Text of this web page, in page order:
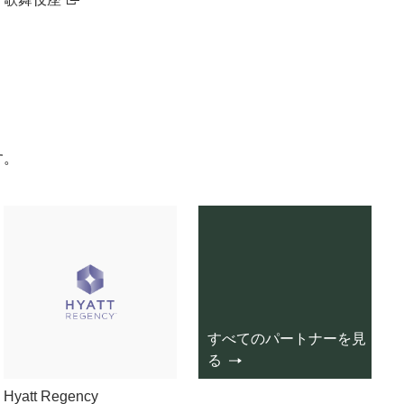
Hyatt Regency
すべてのパートナーを見
る